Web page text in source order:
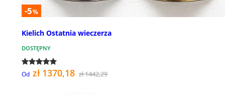
-5%
Kielich Ostatnia wieczerza
DOSTĘPNY
Od zł 1370,18 zł 1442,29